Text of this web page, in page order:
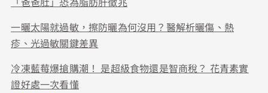
「爸爸肚」恐為脂肪肝徵兆
一曬太陽就過敏，擦防曬為何沒用？醫解析曬傷、熱
疹、光過敏關鍵差異
冷凍藍莓爆搶購潮！ 是超級食物還是智商稅？ 花青素實
證好處一次看懂